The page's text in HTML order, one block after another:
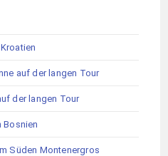
auf der langen Tour
der langen Tour
Bosnien
Süden Montenergros